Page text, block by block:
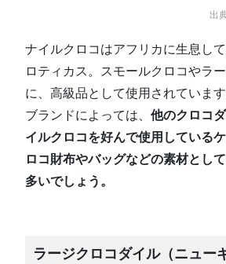
出
ナイルクロコはアフリカに生息し
ロティカス。スモールクロコやラ
に、高級品として使用されています
ブランドによっては、他のクロコ
イルクロコを好んで使用している
ロコ財布やバッグなどの素材とし
多いでしょう。
ラージクロコダイル（ニュー